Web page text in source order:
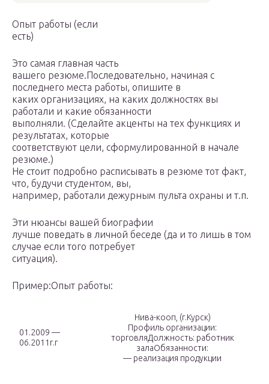
Опыт работы (если
есть)
Это самая главная часть
вашего резюме.Последовательно, начиная с
последнего места работы, опишите в
каких организациях, на каких должностях вы
работали и какие обязанности
выполняли. (Сделайте акценты на тех функциях и
результатах, которые
соответствуют цели, сформулированной в начале
резюме.)
Не стоит подробно расписывать в резюме тот факт,
что, будучи студентом, вы,
например, работали дежурным пульта охраны и т.п.
Эти нюансы вашей биографии
лучше поведать в личной беседе (да и то лишь в том
случае если того потребует
ситуация).
Пример:Опыт работы:
01.2009 —
06.2011г.г
Нива-кооп, (г.Курск)
Профиль организации:
торговляДолжность: работник
залаОбязанности:
— реализация продукции